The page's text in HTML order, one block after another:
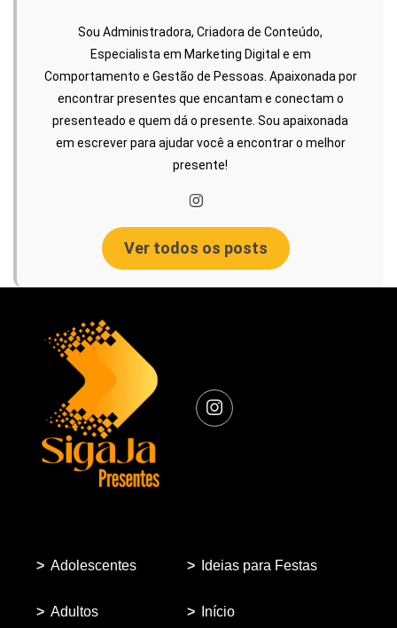
Sou Administradora, Criadora de Conteúdo,
Especialista em Marketing Digital e em
Comportamento e Gestão de Pessoas. Apaixonada por
encontrar presentes que encantam e conectam o
presenteado e quem dá o presente. Sou apaixonada
em escrever para ajudar você a encontrar o melhor
presente!
Ver todos os posts
Adolescentes
Adultos
Ideias para Festas
Início